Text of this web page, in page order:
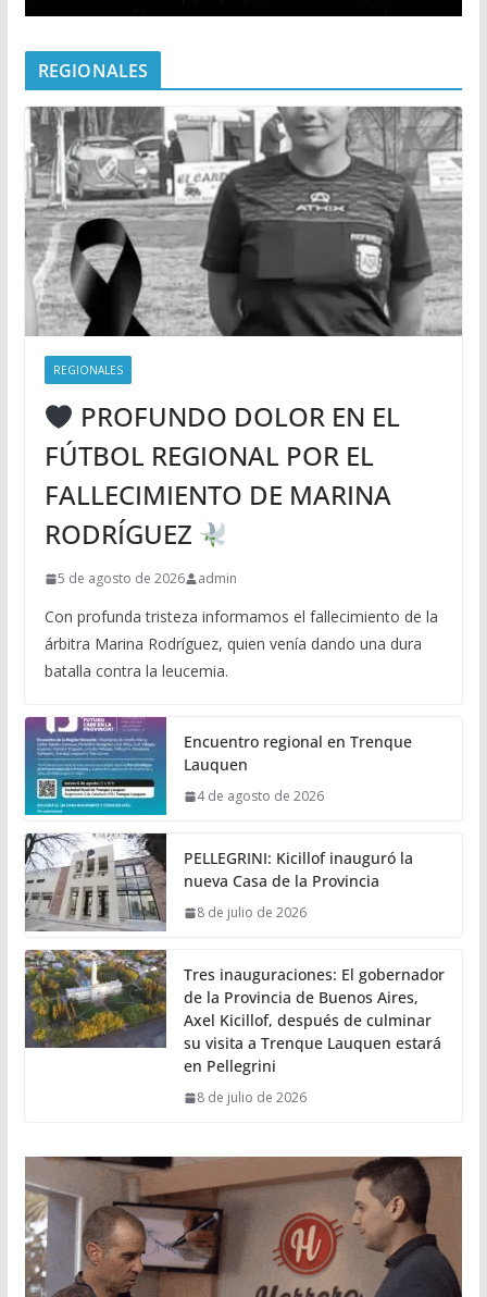
REGIONALES
REGIONALES
PROFUNDO DOLOR EN EL
FÚTBOL REGIONAL POR EL
FALLECIMIENTO DE MARINA
RODRÍGUEZ
5 de agosto de 2026 admin
Con profunda tristeza informamos el fallecimiento de la
árbitra Marina Rodríguez, quien venía dando una dura
batalla contra la leucemia.
Encuentro regional en Trenque
Lauquen
4 de agosto de 2026
PELLEGRINI: Kicillof inauguró la
nueva Casa de la Provincia
8 de julio de 2026
Tres inauguraciones: El gobernador
de la Provincia de Buenos Aires,
Axel Kicillof, después de culminar
su visita a Trenque Lauquen estará
en Pellegrini
8 de julio de 2026